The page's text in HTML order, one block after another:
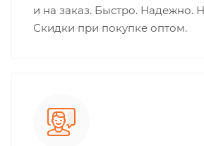
и на заказ. Быстро. Надежно.
Скидки при покупке оптом.